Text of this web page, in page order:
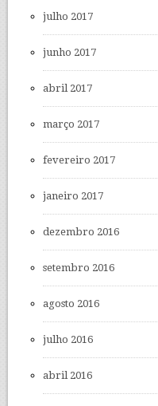
julho 2017
junho 2017
abril 2017
março 2017
fevereiro 2017
janeiro 2017
dezembro 2016
setembro 2016
agosto 2016
julho 2016
abril 2016